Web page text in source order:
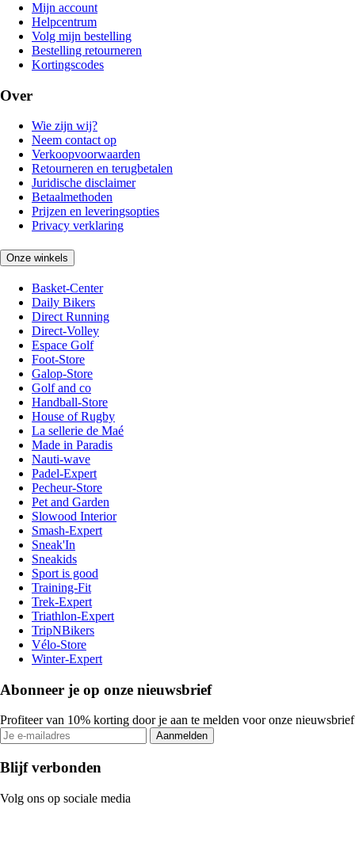
Mijn account
Helpcentrum
Volg mijn bestelling
Bestelling retourneren
Kortingscodes
Over
Wie zijn wij?
Neem contact op
Verkoopvoorwaarden
Retourneren en terugbetalen
Juridische disclaimer
Betaalmethoden
Prijzen en leveringsopties
Privacy verklaring
Onze winkels
Basket-Center
Daily Bikers
Direct Running
Direct-Volley
Espace Golf
Foot-Store
Galop-Store
Golf and co
Handball-Store
House of Rugby
La sellerie de Maé
Made in Paradis
Nauti-wave
Padel-Expert
Pecheur-Store
Pet and Garden
Slowood Interior
Smash-Expert
Sneak'In
Sneakids
Sport is good
Training-Fit
Trek-Expert
Triathlon-Expert
TripNBikers
Vélo-Store
Winter-Expert
Abonneer je op onze nieuwsbrief
Profiteer van 10% korting door je aan te melden voor onze nieuwsbrief
Aanmelden
Blijf verbonden
Volg ons op sociale media